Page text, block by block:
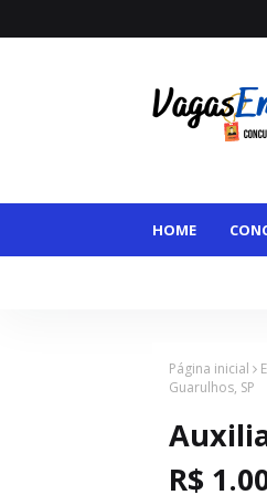
HOME
Página inicial
Guarulhos, SP
R$